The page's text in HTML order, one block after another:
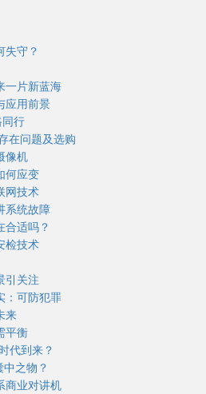
失守？
一片新蓝海
应用前景
同行
在问题及选购
像机
何应变
网技术
系统故障
合适吗？
检技术
引关注
：可防犯罪
来
平衡
代到来？
之物？
商业对讲机